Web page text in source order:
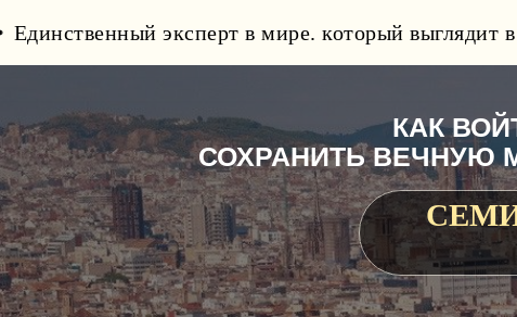
эксперт в мире. который выглядит в 2 раза
КАК
СОХРАНИТЬ ВЕЧНУЮ